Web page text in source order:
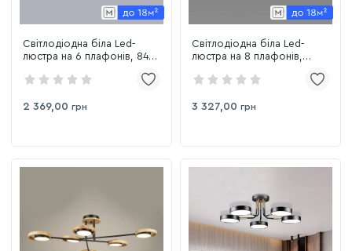
Світлодіодна біла Led-
люстра на 6 плафонів, 84W
WT
2 369,00 грн
Світлодіодна біла Led-
люстра на 8 плафонів,
N4248/8 WT
3 327,00 грн